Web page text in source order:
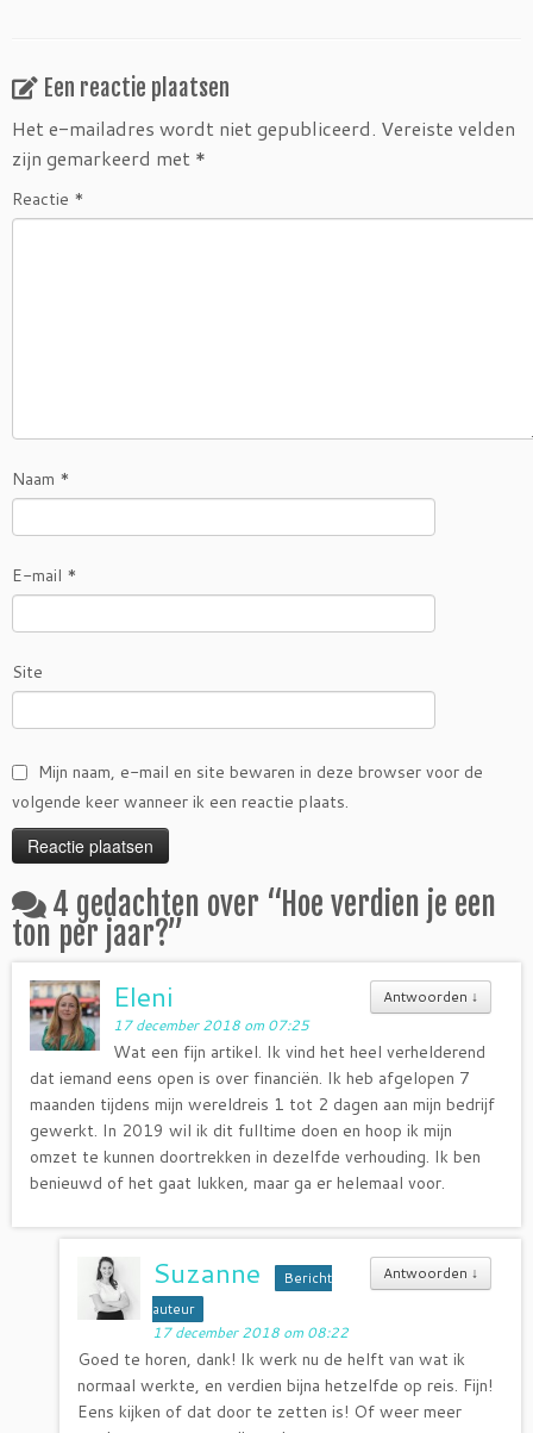
Een reactie plaatsen
Het e-mailadres wordt niet gepubliceerd. Vereiste velden
zijn gemarkeerd met *
Reactie *
Naam *
E-mail *
Site
Mijn naam, e-mail en site bewaren in deze browser voor de
volgende keer wanneer ik een reactie plaats.
4 gedachten over “Hoe verdien je een
ton per jaar?”
Antwoorden ↓
Eleni
17 december 2018 om 07:25
Wat een fijn artikel. Ik vind het heel verhelderend
dat iemand eens open is over financiën. Ik heb afgelopen 7
maanden tijdens mijn wereldreis 1 tot 2 dagen aan mijn bedrijf
gewerkt. In 2019 wil ik dit fulltime doen en hoop ik mijn
omzet te kunnen doortrekken in dezelfde verhouding. Ik ben
benieuwd of het gaat lukken, maar ga er helemaal voor.
Antwoorden ↓
Suzanne
Bericht
auteur
17 december 2018 om 08:22
Goed te horen, dank! Ik werk nu de helft van wat ik
normaal werkte, en verdien bijna hetzelfde op reis. Fijn!
Eens kijken of dat door te zetten is! Of weer meer